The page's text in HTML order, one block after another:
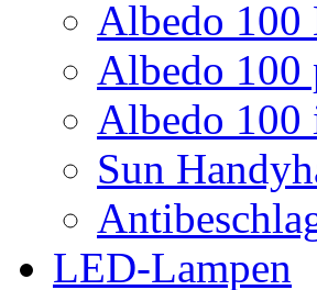
Albedo 100
Albedo 100
Albedo
Sun
LED-Lampen